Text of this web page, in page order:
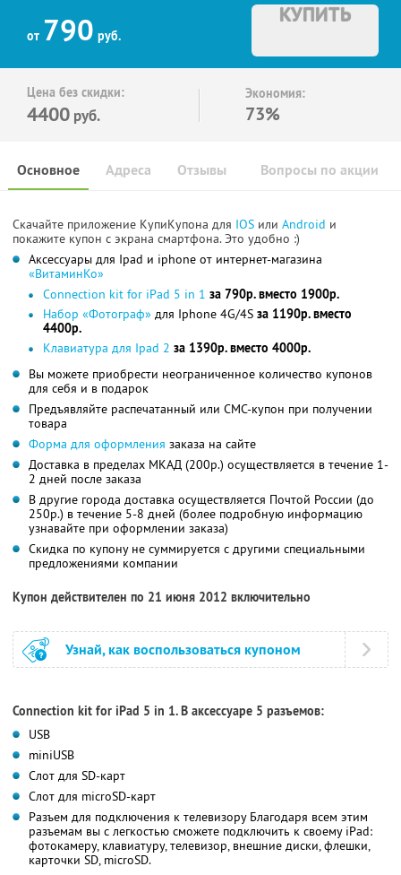
от 790 руб.
КУПИТЬ
Цена без скидки:
4400 руб.
Экономия:
73%
Основное Отзывы Вопросы по акции
Адреса
Скачайте приложение КупиКупона для IOS или Android и
покажите купон с экрана смартфона. Это удобно :)
Аксессуары для Ipad и iphone от интернет-магазина
«ВитаминКо»
Connection kit for iPad 5 in 1 за 790р. вместо 1900р.
Набор «Фотограф» для Iphone 4G/4S за 1190р. вместо
4400р.
Клавиатура для Ipad 2 за 1390р. вместо 4000р.
Вы можете приобрести неограниченное количество купонов
для себя и в подарок
Предъявляйте распечатанный или СМС-купон при получении
товара
Форма для оформления заказа на сайте
Доставка в пределах МКАД (200р.) осуществляется в течение 1-
2 дней после заказа
В другие города доставка осуществляется Почтой России (до
250р.) в течение 5-8 дней (более подробную информацию
узнавайте при оформлении заказа)
Скидка по купону не суммируется с другими специальными
предложениями компании
Купон действителен по 21 июня 2012 включительно
Узнай, как воспользоваться купоном
Connection kit for iPad 5 in 1. В аксессуаре 5 разъемов:
USB
miniUSB
Слот для SD-карт
Слот для microSD-карт
Разъем для подключения к телевизору Благодаря всем этим
разъемам вы с легкостью сможете подключить к своему iPad:
фотокамеру, клавиатуру, телевизор, внешние диски, флешки,
карточки SD, microSD.